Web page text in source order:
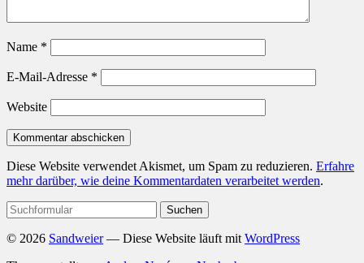
Name *
E-Mail-Adresse *
Website
Diese Website verwendet Akismet, um Spam zu reduzieren. Erfahre
mehr darüber, wie deine Kommentardaten verarbeitet werden.
Suchen
nach:
© 2026 Sandweier— Diese Website läuft mit WordPress